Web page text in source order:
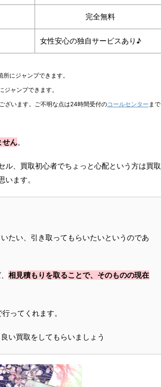
完全無料
女性安心の独自サービスあり♪
にジャンプできます。
ャンプできます。
ざいます。ご不明な点は24時間受付のコールセンター まで
せん。
、買取初心者でちょっと心配という方は買取
ます。
たい、引き取ってもらいたいというのであ
相見積もりを取ることで、そのものの現在
行ってくれます。
い買取をしてもらいましょう